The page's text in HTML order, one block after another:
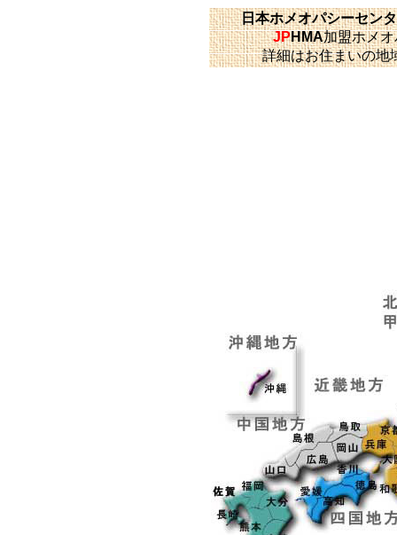
日本ホメオパシーセン
JPHMA加盟ホメ
詳細はお住まいの地